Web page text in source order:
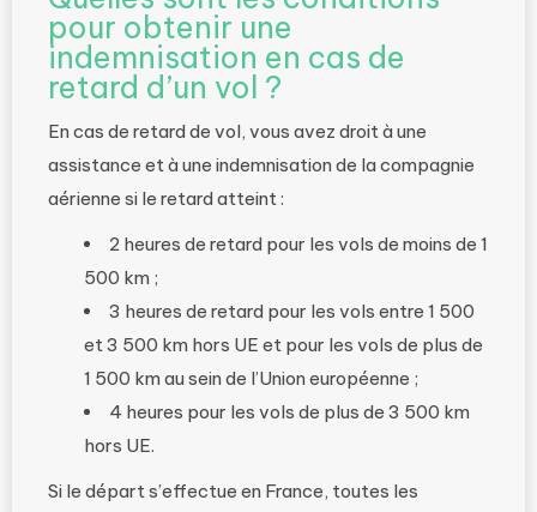
pour obtenir une
indemnisation en cas de
retard d’un vol ?
En cas de retard de vol, vous avez droit à une
assistance et à une indemnisation de la compagnie
aérienne si le retard atteint :
2 heures de retard pour les vols de moins de 1
500 km ;
3 heures de retard pour les vols entre 1 500
et 3 500 km hors UE et pour les vols de plus de
1 500 km au sein de l’Union européenne ;
4 heures pour les vols de plus de 3 500 km
hors UE.
Si le départ s’effectue en France, toutes les